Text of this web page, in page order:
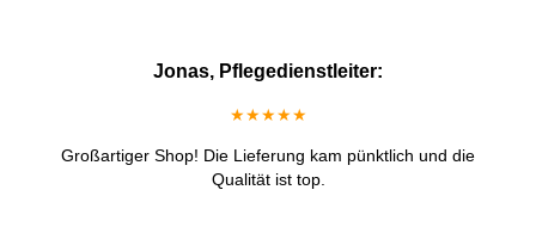
Jonas, Pflegedienstleiter:
★★★★★
Großartiger Shop! Die Lieferung kam pünktlich und die
Qualität ist top.